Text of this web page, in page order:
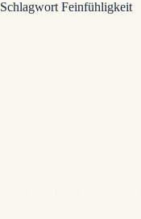
Schlagwort Feinfühligkeit